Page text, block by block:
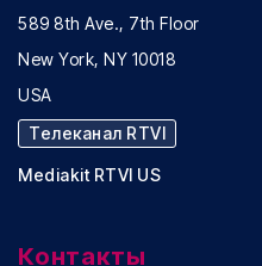
589 8th Ave., 7th Floor
New York, NY 10018
USA
Телеканал RTVI
Mediakit RTVI US
Контакты